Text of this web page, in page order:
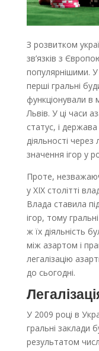
З розвитком
зв’язків з
популярнішими. У
перші гральні
функціонували в
Львів. У ці часи
статус, і
діяльності
значення ігор у
Проте,
у XIX столітті
Влада ставила
ігор, тому
ж їх діяльність
між азартом і
легалізацію
до сьогодні.
У 2009 році в
гральні заклади
результатом